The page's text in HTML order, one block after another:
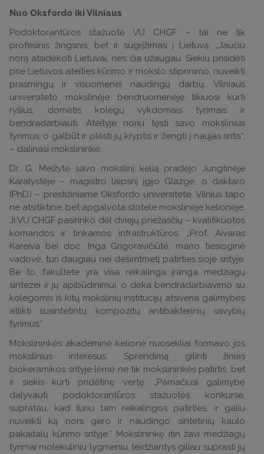
Nuo Oksfordo iki Vilniaus
Podoktorantūros stažuotė VU CHGF – tai ne tik
profesinis žingsnis, bet ir sugrįžimas į Lietuvą. „Jaučiu
norą atsidėkoti Lietuvai, nes čia užaugau. Siekiu prisidėti
prie Lietuvos ateities kūrimo ir mokslo stiprinimo, nuveikti
prasmingų ir visuomenei naudingų darbų. Vilniaus
universiteto mokslinėje bendruomenėje tikiuosi kurti
ryšius, domėtis kolegų vykdomais tyrimais ir
bendradarbiauti. Ateityje noriu tęsti savo mokslinius
tyrimus, o galbūt ir plėsti jų kryptis ir žengti į naujas sritis“,
– dalinasi mokslininkė.
Dr. G. Meižytė savo mokslinį kelią pradėjo Jungtinėje
Karalystėje – magistro laipsnį įgijo Glazge, o daktaro
(PhD) – prestižiniame Oksfordo universitete. Vilnius tapo
ne atsitiktine, bet apgalvota stotele mokslinėje kelionėje.
Ji VU CHGF pasirinko dėl dviejų priežasčių – kvalifikuotos
komandos ir tinkamos infrastruktūros: „Prof. Aivaras
Kareiva bei doc. Inga Grigoravičiūtė, mano tiesioginė
vadovė, turi daugiau nei dešimtmetį patirties šioje srityje.
Be to, fakultete yra visa reikalinga įranga medžiagų
sintezei ir jų apibūdinimui, o dėka bendradarbiavimo su
kolegomis iš kitų mokslinių institucijų atsiveria galimybės
atlikti susintetintų kompozitų antibakterinių savybių
tyrimus.“
Mokslininkės akademinė kelionė nuosekliai formavo jos
mokslinius interesus. Sprendimą gilinti žinias
biokeramikos srityje lėmė ne tik mokslininkės patirtis, bet
ir siekis kurti pridėtinę vertę: „Pamačiusi galimybę
dalyvauti podoktorantūros stažuotės konkurse,
supratau, kad turiu tam reikalingos patirties, ir galiu
nuveikti ką nors gero ir naudingo sintetinių kaulo
pakaitalų kūrimo srityje.“ Mokslininkę itin žavi medžiagų
tyrimai molekuliniu lygmeniu, leidžiantys giliau suprasti jų